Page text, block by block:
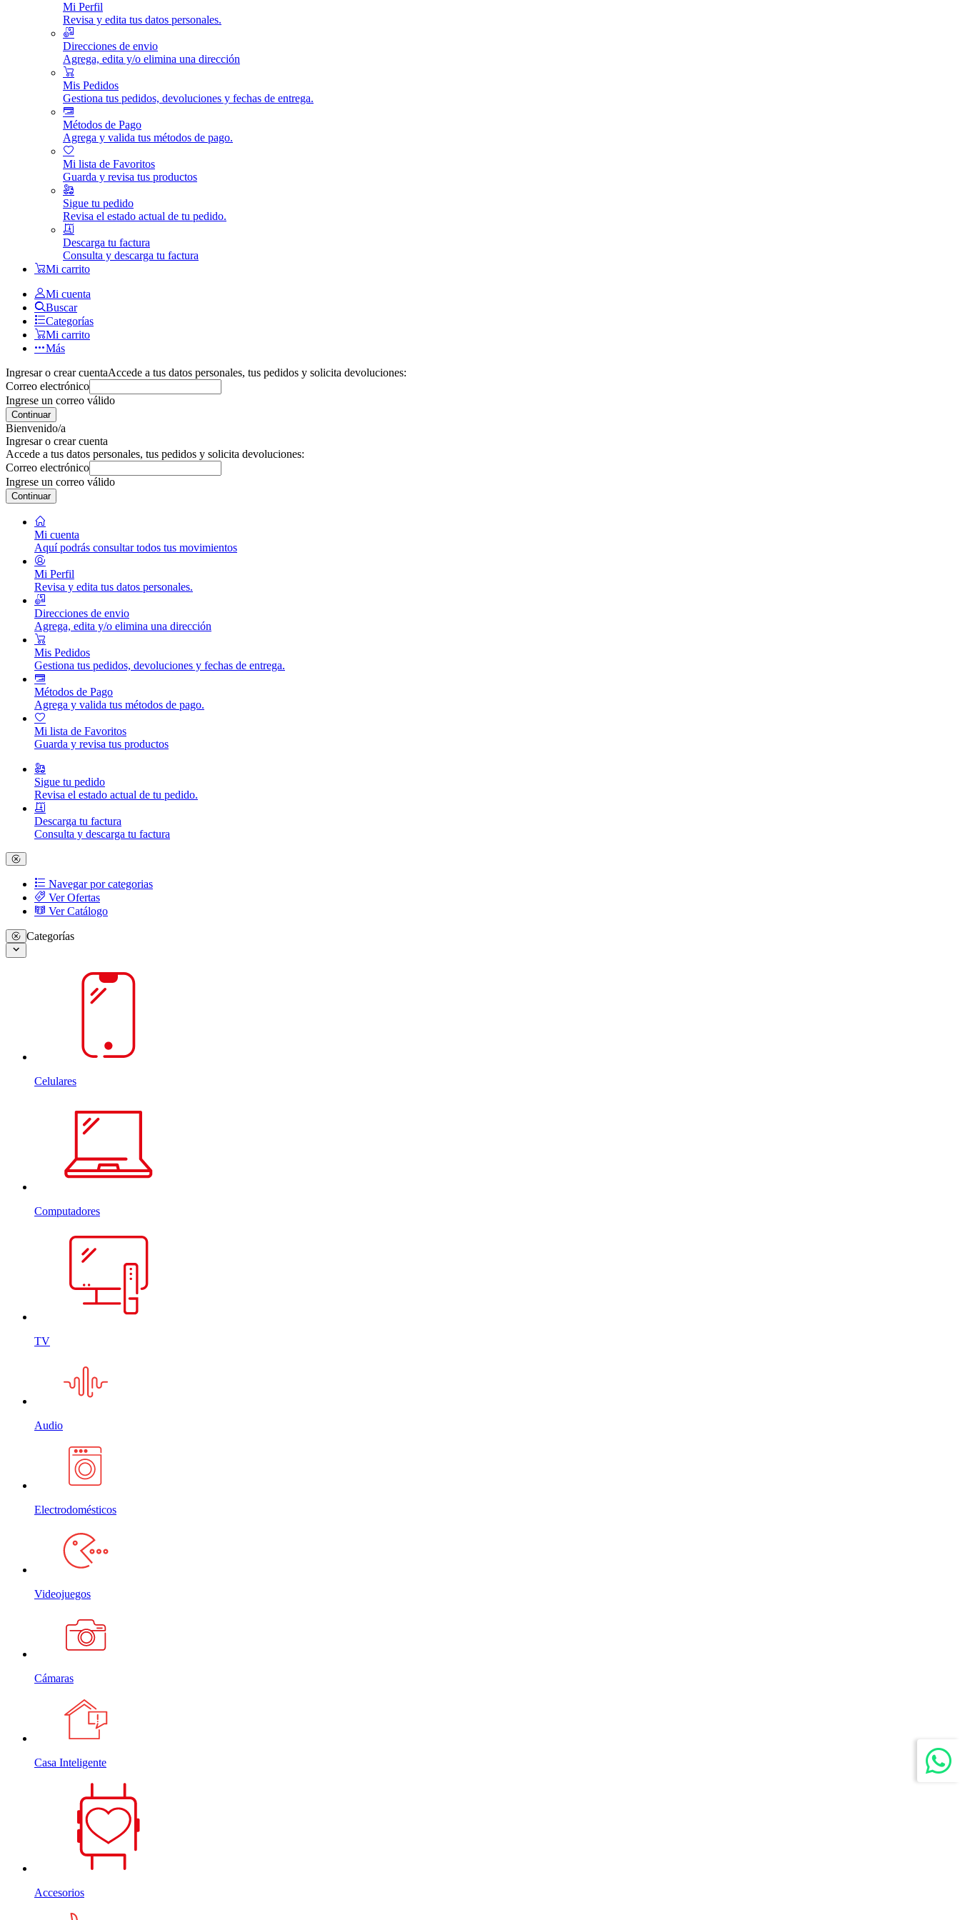
Mi Perfil
Revisa y edita tus datos personales.
Direcciones de envio
Agrega, edita y/o elimina una dirección
Mis Pedidos
Gestiona tus pedidos, devoluciones y fechas de entrega.
Métodos de Pago
Agrega y valida tus métodos de pago.
Mi lista de Favoritos
Guarda y revisa tus productos
Sigue tu pedido
Revisa el estado actual de tu pedido.
Descarga tu factura
Consulta y descarga tu factura
Mi carrito
Mi cuenta
Buscar
Categorías
Mi carrito
Más
Ingresar o crear cuentaAccede a tus datos personales, tus pedidos y solicita devoluciones:
Correo electrónico
Ingrese un correo válido
Continuar
Bienvenido/a
Ingresar o crear cuenta
Accede a tus datos personales, tus pedidos y solicita devoluciones:
Correo electrónico
Ingrese un correo válido
Continuar
Mi cuenta
Aquí podrás consultar todos tus movimientos
Mi Perfil
Revisa y edita tus datos personales.
Direcciones de envio
Agrega, edita y/o elimina una dirección
Mis Pedidos
Gestiona tus pedidos, devoluciones y fechas de entrega.
Métodos de Pago
Agrega y valida tus métodos de pago.
Mi lista de Favoritos
Guarda y revisa tus productos
Sigue tu pedido
Revisa el estado actual de tu pedido.
Descarga tu factura
Consulta y descarga tu factura
Navegar por categorias
Ver Ofertas
Ver Catálogo
Categorías
Celulares
Computadores
TV
Audio
Electrodomésticos
Videojuegos
Cámaras
Casa Inteligente
Accesorios